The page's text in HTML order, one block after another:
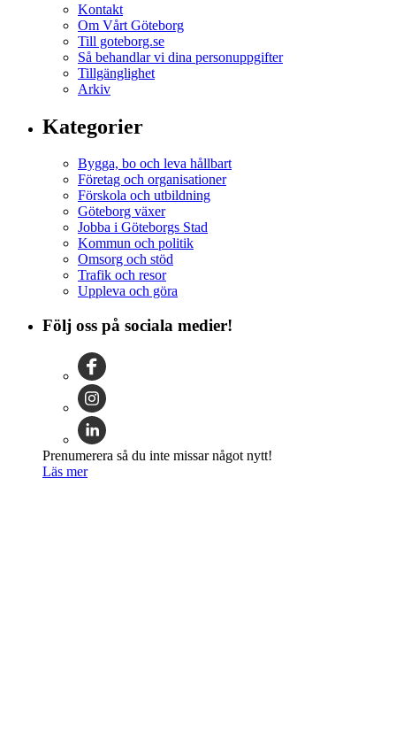
Kontakt
Om Vårt Göteborg
Till goteborg.se
Så behandlar vi dina personuppgifter
Tillgänglighet
Arkiv
Kategorier
Bygga, bo och leva hållbart
Företag och organisationer
Förskola och utbildning
Göteborg växer
Jobba i Göteborgs Stad
Kommun och politik
Omsorg och stöd
Trafik och resor
Uppleva och göra
Följ oss på sociala medier!
Prenumerera så du inte missar något nytt!
Läs mer